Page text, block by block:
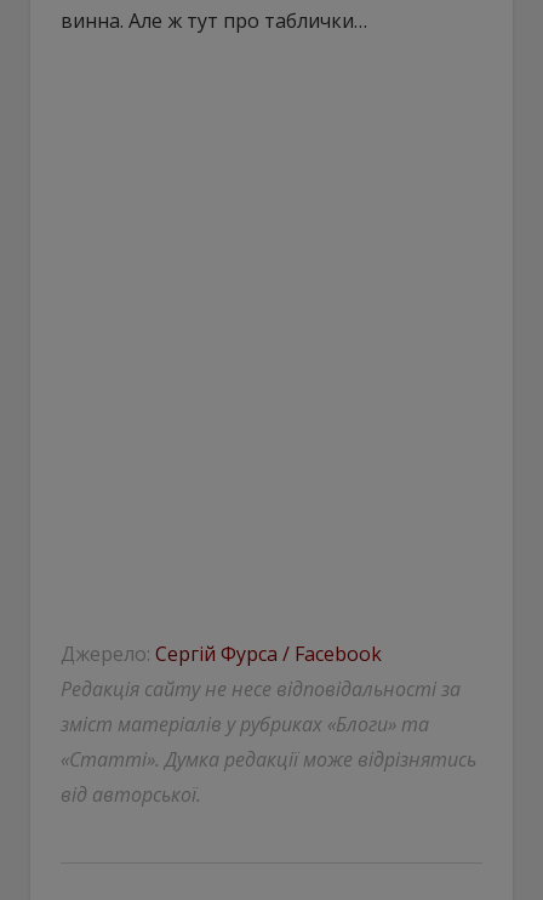
винна. Але ж тут про таблички…
Джерело: Сергій Фурса / Facebook
Редакція сайту не несе відповідальності за
зміст матеріалів у рубриках «Блоги» та
«Статті». Думка редакції може відрізнятись
від авторської.